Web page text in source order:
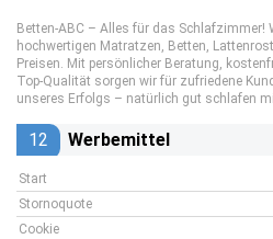
Betten-ABC – Alles für das Schlafzimmer!
hochwertigen Matratzen, Betten,
Preisen. Mit persönlicher Beratung,
Top-Qualität sorgen wir für zufriedene
unseres Erfolgs – natürlich gut schlafen
12 Werbemittel
Start
Stornoquote
Cookie